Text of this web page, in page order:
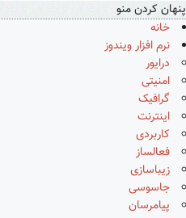
پنهان کردن منو
خانه
نرم افزار ویندوز
درایور
امنیتی
گرافیک
اینترنت
کاربردی
فعالساز
زیباسازی
جاسوسی
پیامرسان